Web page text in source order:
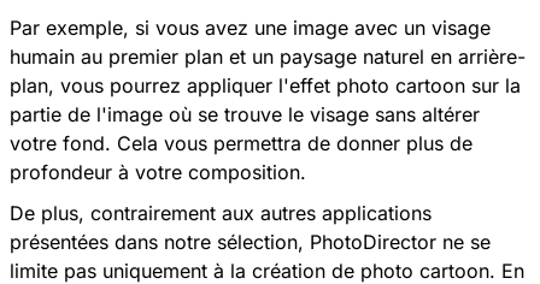
Par exemple, si vous avez une image avec un visage
humain au premier plan et un paysage naturel en arrière-
plan, vous pourrez appliquer l'effet photo cartoon sur la
partie de l'image où se trouve le visage sans altérer
votre fond. Cela vous permettra de donner plus de
profondeur à votre composition.
De plus, contrairement aux autres applications
présentées dans notre sélection, PhotoDirector ne se
limite pas uniquement à la création de photo cartoon. En